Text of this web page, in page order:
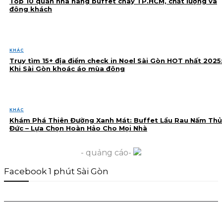
đông khách
KHÁC
Truy tìm 15+ địa điểm check in Noel Sài Gòn HOT nhất
Khi Sài Gòn khoác áo mùa đông
KHÁC
Khám Phá Thiên Đường Xanh Mát: Buffet Lẩu Rau Nấm Thủ
Đức – Lựa Chọn Hoàn Hảo Cho Mọi Nhà
- quảng cáo-
Facebook 1 phút Sài Gòn